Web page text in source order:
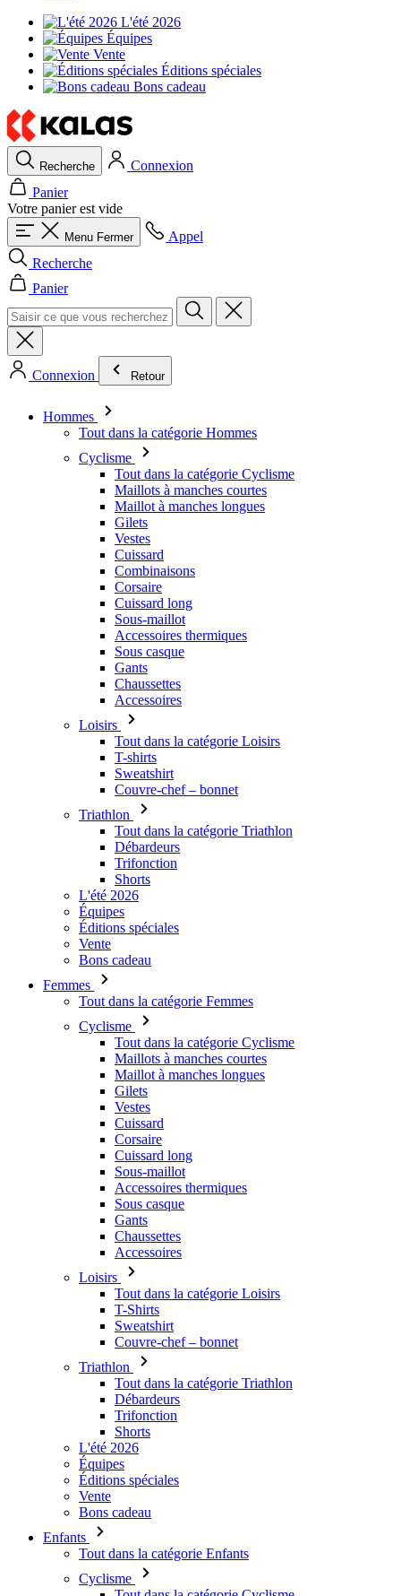
L'été 2026
Équipes
Vente
Éditions spéciales
Bons cadeau
Recherche
Connexion
Panier
Votre panier est vide
Menu Fermer
Appel
Recherche
Panier
Connexion Retour
Hommes
Tout dans la catégorie Hommes
Cyclisme
Tout dans la catégorie Cyclisme
Maillots à manches courtes
Maillot à manches longues
Gilets
Vestes
Cuissard
Combinaisons
Corsaire
Cuissard long
Sous-maillot
Accessoires thermiques
Sous casque
Gants
Chaussettes
Accessoires
Loisirs
Tout dans la catégorie Loisirs
T-shirts
Sweatshirt
Couvre-chef – bonnet
Triathlon
Tout dans la catégorie Triathlon
Débardeurs
Trifonction
Shorts
L'été 2026
Équipes
Éditions spéciales
Vente
Bons cadeau
Femmes
Tout dans la catégorie Femmes
Cyclisme
Tout dans la catégorie Cyclisme
Maillots à manches courtes
Maillot à manches longues
Gilets
Vestes
Cuissard
Corsaire
Cuissard long
Sous-maillot
Accessoires thermiques
Sous casque
Gants
Chaussettes
Accessoires
Loisirs
Tout dans la catégorie Loisirs
T-Shirts
Sweatshirt
Couvre-chef – bonnet
Triathlon
Tout dans la catégorie Triathlon
Débardeurs
Trifonction
Shorts
L'été 2026
Équipes
Éditions spéciales
Vente
Bons cadeau
Enfants
Tout dans la catégorie Enfants
Cyclisme